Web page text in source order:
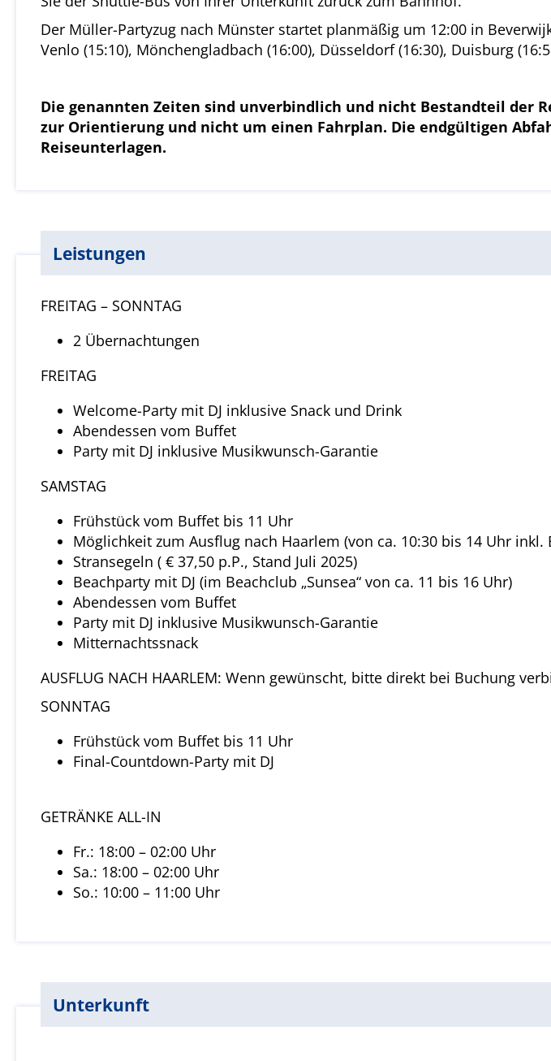
Der Müller-Partyzug nach Münster startet planmäßig um 12:00 in
Venlo (15:10), Mönchengladbach (16:00), Düsseldorf (16:30), Duisburg
Die genannten Zeiten sind unverbindlich und nicht Bestandteil der
zur Orientierung und nicht um einen Fahrplan. Die endgültigen
Reiseunterlagen.
Leistungen
FREITAG – SONNTAG
2 Übernachtungen
FREITAG
Welcome-Party mit DJ inklusive Snack und Drink
Abendessen vom Buffet
Party mit DJ inklusive Musikwunsch-Garantie
SAMSTAG
Frühstück vom Buffet bis 11 Uhr
Möglichkeit zum Ausflug nach Haarlem (von ca. 10:30 bis 14 Uhr inkl.
Stransegeln ( € 37,50 p.P., Stand Juli 2025)
Beachparty mit DJ (im Beachclub „Sunsea“ von ca. 11 bis 16 Uhr)
Abendessen vom Buffet
Party mit DJ inklusive Musikwunsch-Garantie
Mitternachtssnack
AUSFLUG NACH HAARLEM: Wenn gewünscht, bitte direkt bei Buchung
SONNTAG
Frühstück vom Buffet bis 11 Uhr
Final-Countdown-Party mit DJ
GETRÄNKE ALL-IN
Fr.: 18:00 – 02:00 Uhr
Sa.: 18:00 – 02:00 Uhr
So.: 10:00 – 11:00 Uhr
Unterkunft